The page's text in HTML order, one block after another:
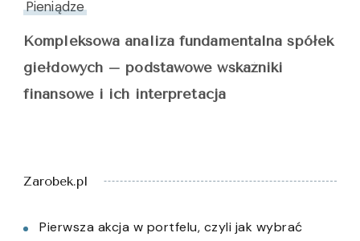
Pieniądze
Kompleksowa analiza fundamentalna spółek
giełdowych – podstawowe wskaźniki
finansowe i ich interpretacja
Zarobek.pl
Pierwsza akcja w portfelu, czyli jak wybrać